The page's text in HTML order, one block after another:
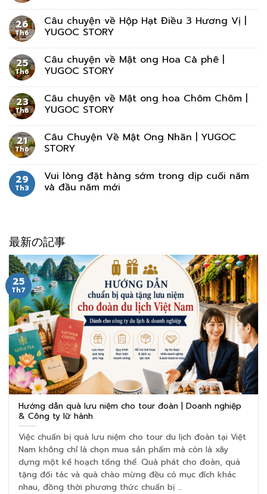
最新の記事
Hướng dẫn quà lưu niệm cho tour đoàn | Doanh nghiệp
& Công ty lữ hành
Việc chuẩn bị quà lưu niệm cho tour du lịch đoàn tại Việt
Nam không chỉ là chọn mua sản phẩm mà còn là xây
dựng một kế hoạch tổng thể. Quà phát cho đoàn, quà
tặng đối tác và quà chào mừng đều có mục đích khác
nhau, đồng thời phương thức chuẩn bị …
25
Th7
26
Th6
Câu chuyện về Hộp Hạt Điều 3 Hương Vị |
YUGOC STORY
25
Th6
Câu chuyện về Mật ong Hoa Cà phê |
YUGOC STORY
23
Th6
Câu chuyện về Mật ong hoa Chôm Chôm |
YUGOC STORY
21
Th6
Câu Chuyện Về Mật Ong Nhãn | YUGOC
STORY
29
Th3
Vui lòng đặt hàng sớm trong dịp cuối năm
và đầu năm mới